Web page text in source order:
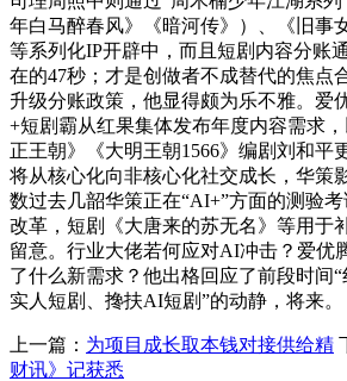
年白马醉春风》《暗河传》）、《旧事
等系列化IP开辟中，而且短剧内容分账
在的47秒；才是创做者不成替代的焦点
升级分账政策，他显得颇为乐不雅。爱
+短剧霸从红果集体发布年度内容需求
正王朝》《大明王朝1566》编剧刘和平
将从核心化向非核心化社交成长，华策
数过去几韶华策正在“AI+”方面的测验
改革，短剧《大唐来的苏无名》等用于
留意。行业大佬若何应对AI冲击？爱优
了什么新需求？他出格回应了前段时间
实人短剧、搀扶AI短剧”的动静，将来。
上一篇： 为项目成长取本钱对接供给精
财讯》记获悉